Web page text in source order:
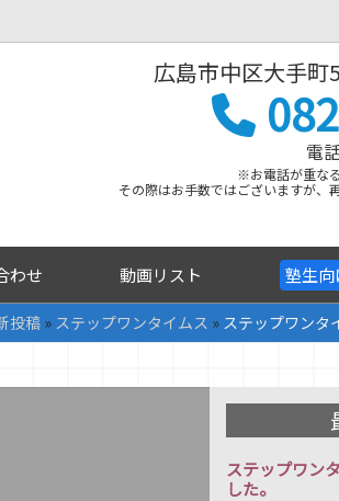
広島市中区大手
電
※お電話が重な
その際はお手数ではございますが、
わせ 動画リスト 塾生向
投稿» ステップワンタイムス » ステップワンタ
ステップワン
した。